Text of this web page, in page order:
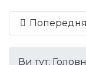
Попередня
Ви тут: